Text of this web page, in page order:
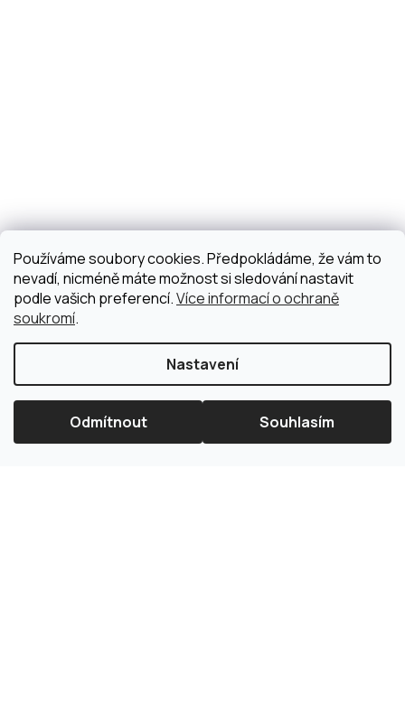
Používáme soubory cookies. Předpokládáme, že vám to
nevadí, nicméně máte možnost si sledování nastavit
podle vašich preferencí.Více informací o ochraně
soukromí.
Nastavení
Odmítnout Souhlasím